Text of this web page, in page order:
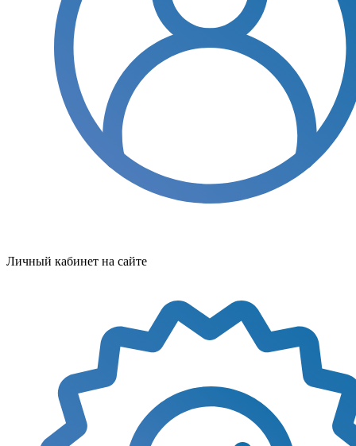
Личный кабинет на сайте